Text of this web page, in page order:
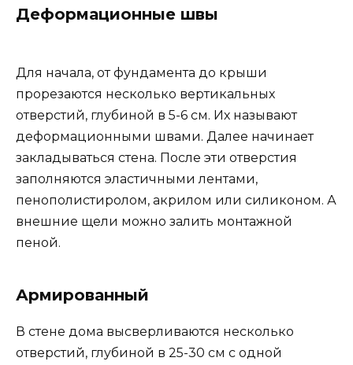
Деформационные швы
Для начала, от фундамента до крыши
прорезаются несколько вертикальных
отверстий, глубиной в 5-6 см. Их называют
деформационными швами. Далее начинает
закладываться стена. После эти отверстия
заполняются эластичными лентами,
пенополистиролом, акрилом или силиконом. А
внешние щели можно залить монтажной
пеной.
Армированный
В стене дома высверливаются несколько
отверстий, глубиной в 25-30 см с одной